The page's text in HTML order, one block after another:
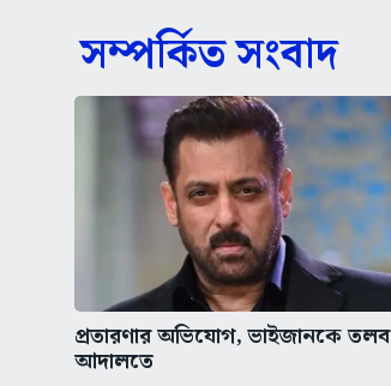
সম্পর্কিত সংবাদ
প্রতারণার অভিযোগ, ভাইজানকে তলব
আদালতে